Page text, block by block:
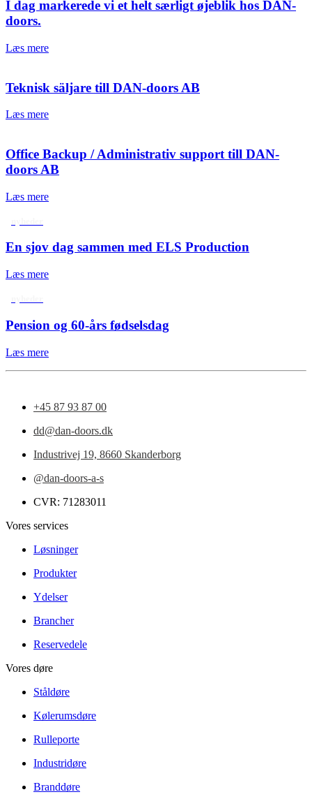
I dag markerede vi et helt særligt øjeblik hos DAN-
doors.
Læs mere
Teknisk säljare till DAN-doors AB
Læs mere
Office Backup / Administrativ support till DAN-
doors AB
Læs mere
En sjov dag sammen med ELS Production
Læs mere
Pension og 60-års fødselsdag
Læs mere
+45 87 93 87 00
dd@dan-doors.dk
Industrivej 19, 8660 Skanderborg
@dan-doors-a-s
CVR: 71283011
Vores services
Løsninger
Produkter
Ydelser
Brancher
Reservedele
Vores døre
Ståldøre
Kølerumsdøre
Rulleporte
Industridøre
Branddøre